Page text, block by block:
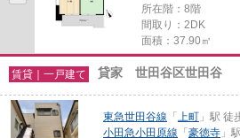
所在階：8階
間取り：2DK
面積：37.90㎡
賃貸｜一戸建て 貸家 世田谷区世田谷
東急世田谷線 「 上町 」駅 徒
小田急小田原線 「豪徳寺 」